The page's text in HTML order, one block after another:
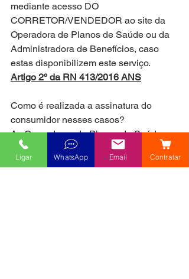
mediante acesso DO
CORRETOR/VENDEDOR ao site da
Operadora de Planos de Saúde ou da
Administradora de Benefícios, caso
estas disponibilizem este serviço.
Artigo 2º da RN 413/2016 ANS
Como é realizada a assinatura do
consumidor nesses casos?
As Operadoras de Planos de Saúde ou
Administradoras de
Benefícios que comercializem planos
Ligar WhatsApp Email Contratar